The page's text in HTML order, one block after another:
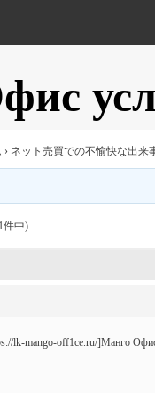
› ネット売買での不愉快な出来
件中)
lk-mango-off1ce.ru/]Манго